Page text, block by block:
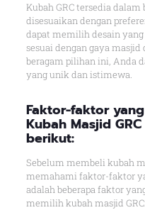
Kubah GRC tersedia
disesuaikan dengan
dapat memilih desain
sesuai dengan gaya
beragam pilihan ini, Anda
yang unik dan istimewa.
Faktor-faktor
Kubah Masjid
berikut:
Sebelum membeli kubah
memahami faktor-faktor
adalah beberapa faktor
memilih kubah masjid GRC: